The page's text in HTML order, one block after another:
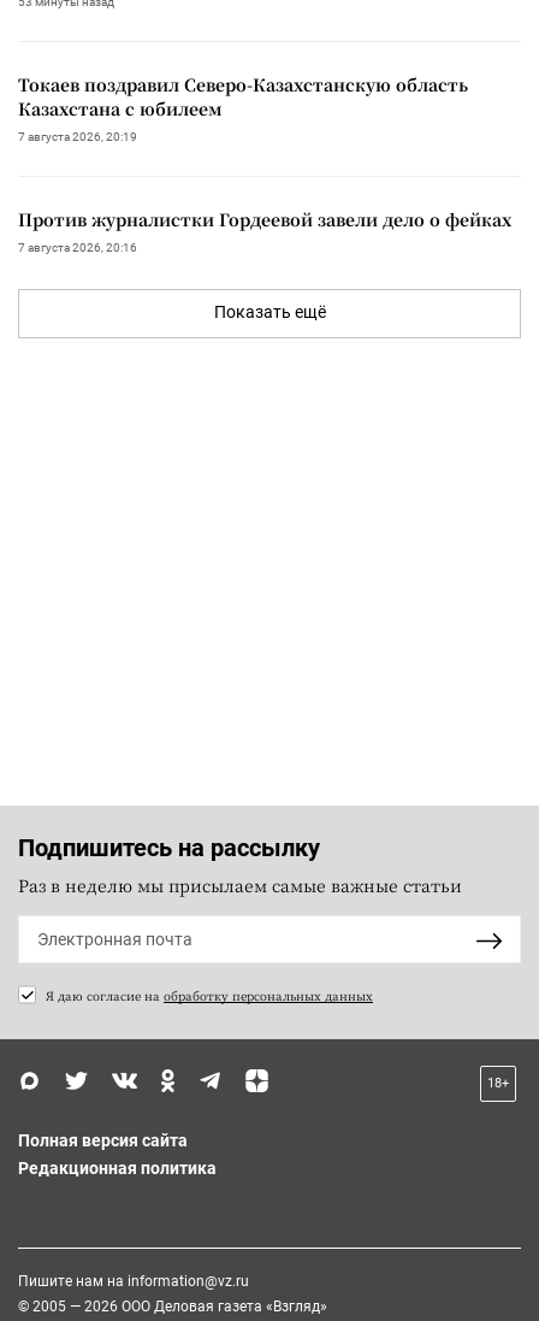
Токаев поздравил Северо-Казахстанскую область
Казахстана с юбилеем
7 августа 2026, 20:19
Против журналистки Гордеевой завели дело о фейках
7 августа 2026, 20:16
Показать ещё
Подпишитесь на рассылку
Раз в неделю мы присылаем самые важные статьи
Я даю согласие на обработку персональных данных
18+
Полная версия сайта
Редакционная политика
Пишите нам на information@vz.ru
© 2005 — 2026 ООО Деловая газета «Взгляд»